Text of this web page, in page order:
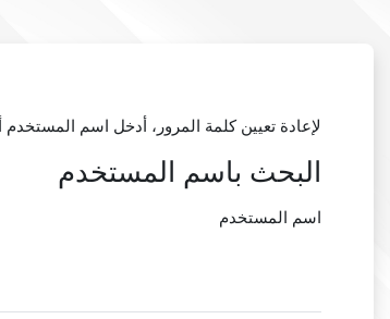
لإعادة تعيين كلمة المرور، أدخل اسم
البحث باسم المستخدم
البحث باسم المستخدم
اسم المستخدم